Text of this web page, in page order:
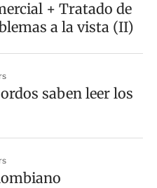
+ Tratado de
a la vista (II)
saben leer los